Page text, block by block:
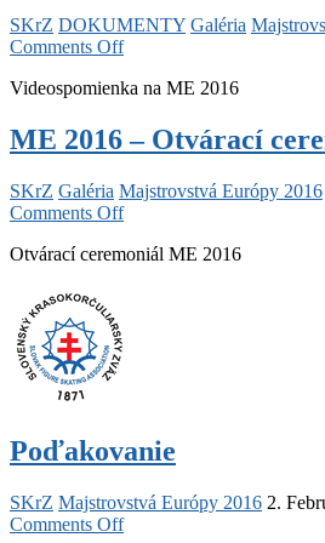
Európy
SKrZ DOKUMENTY Galéria
Comments Offon
2016
Videospomienka
Videospomienka na ME 2016
ME 2016 – Otvárací
SKrZ Galéria Majstrovstvá Európy 2016
Comments Offon
2016
Otvárací ceremoniál ME 2016
Poďakovanie
SKrZ Majstrovstvá Európy 2016 2.
Comments Offon